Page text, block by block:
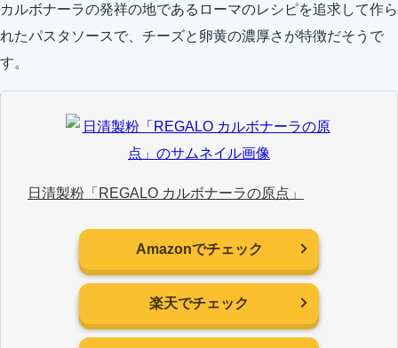
カルボナーラの発祥の地であるローマのレシピを追求して作ら
れたパスタソースで、チーズと卵黄の濃厚さが特徴だそうで
す。
日清製粉「REGALO カルボナーラの原点」
Amazonでチェック
楽天でチェック